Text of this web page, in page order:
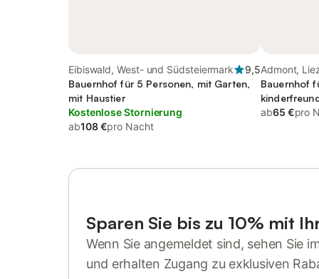
Eibiswald, West- und Südsteiermark
9,5
Bauernhof für 5 Personen, mit Garten,
mit Haustier
Kostenlose Stornierung
ab108 €pro Nacht
Admont,
Bauernhof
ab65 €pro
Sparen Sie bis zu 10% mit
Wenn Sie angemeldet sind, sehen Sie
und erhalten Zugang zu exklusiven